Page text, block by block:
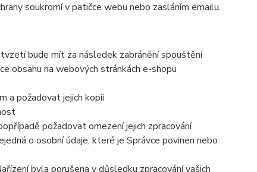
soukromí v patičce webu nebo zasláním emailu.
bude mít za následek zabránění spouštění
obsahu na webových stránkách e-shopu
a požadovat jejich kopii
požadovat omezení jejich zpracování
o osobní údaje, které je Správce povinen nebo
byla porušena v důsledku zpracování vašich